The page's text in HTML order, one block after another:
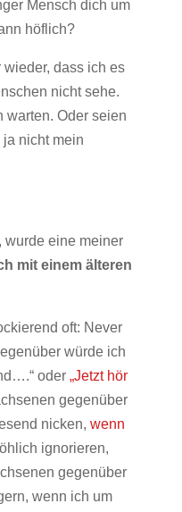
Mensch dich um
höflich?
dass ich es
nicht sehe.
warten. Oder seien
nicht mein
wurde eine meiner
mit einem älteren
oft: Never
würde ich
oder „Jetzt hör
gegenüber
nicken, wenn
ignorieren,
gegenüber
wenn ich um